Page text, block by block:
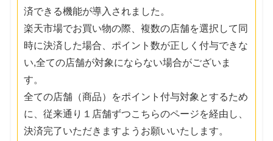
済できる機能が導入されました。
楽天市場でお買い物の際、複数の店舗を選択して同
時に決済した場合、ポイント数が正しく付与できな
い,全ての店舗が対象にならない場合がございま
す。
全ての店舗（商品）をポイント付与対象とするため
に、従来通り１店舗ずつこちらのページを経由し、
決済完了いただきますようお願いいたします。